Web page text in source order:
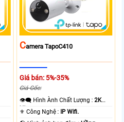
CAmera TapoC410
Giá bán: 5%-35%
Giá Gốc:
👁️‍🗨 Hình Ành Chất Lượng :2K
Lite .
⚜️ Công Nghệ : IP Wifi.